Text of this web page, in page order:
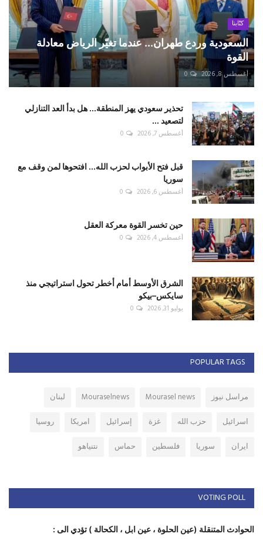
كتّابنا
السعودية وردع طهران... عندما تغيّر الرياض معادلة
القوة
أغسطس 8, 2026 0
تحذير سعودي يهز المنطقة... هل بدأ العد التنازلي
لتصعيد ...
أغسطس 7, 2026 0
قبل فتح الأبواب لحزب الله... افتحوها لمن وقف مع
سوريا
أغسطس 6, 2026 0
حين تخسر القوة معركة العقل
أغسطس 4, 2026 0
الشرق الأوسط أمام أخطر تحول استراتيجي منذ
سايكس–بيكو
يوليو 31, 2026 0
POPULAR TAGS
مراسل نيوز Mourasel news
Mouraselnews
لبنان
اسرائيل
حزب الله غزة إسرائيل امريكا
روسيا
ايران
سوريا فلسطين حماس نتنياهو
VOTING POLL
الحوادث المتنقلة (عين الحلوة ، عين ابل ، الكحالة ) تؤدي الى :